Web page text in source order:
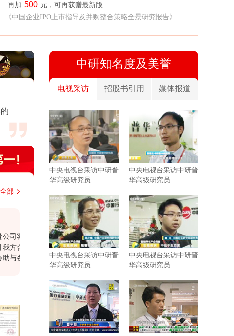
再加 500 元，可再获赠最新版
《中国企业IPO上市指导及并购整合策略全景研究报告》
部
户经
作报
部门
韩国大韩贸易投资振兴公社上海代表处
近几年，与中研普华持续不断地进行着行业研
究的紧密合作。贵司研究报告结构紧凑，内容
充实，数据参考力度强，为我司企业发展和战
略规划带来了实际性的帮助。相信有很多企业
需要你们这样的行业分析公司协助和支持。尤
其是贵司对于客户报告需求的延伸服务，为我
司提供了更多有针对性、宝贵的行业研判。希
望在以后的发展过程中继续保持紧密合作与共
同进步。
中研知名度及美誉
电视采访 招股书引用 媒体报道
中央电视台采访中研普
华高级研究员
中央电视台采访中研普
华高级研究员
中央电视台采访中研普
华高级研究员
中央电视台采访中研普
华高级研究员